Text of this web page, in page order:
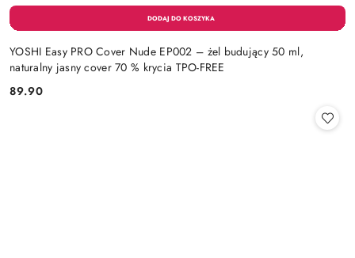
YOSHI Easy PRO Cover Nude EP002 – żel budujący 50 ml,
naturalny jasny cover 70 % krycia TPO-FREE
Cena:
89.90